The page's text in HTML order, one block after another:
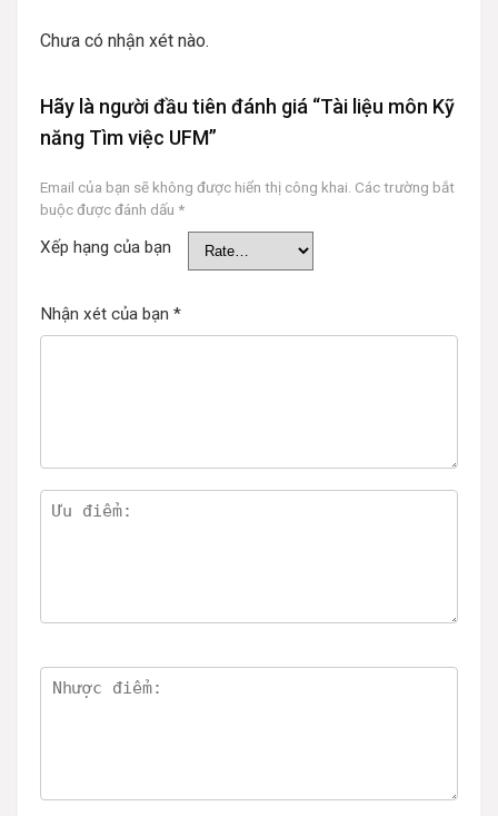
Chưa có nhận xét nào.
Hãy là người đầu tiên đánh giá “Tài liệu môn Kỹ
năng Tìm việc UFM”
Email của bạn sẽ không được hiển thị công khai. Các trường bắt
buộc được đánh dấu *
Xếp hạng của bạn
Nhận xét của bạn *